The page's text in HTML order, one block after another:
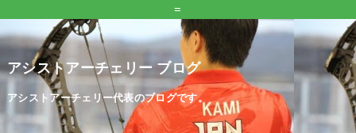
=
アシストアーチェリー ブログ
アシストアーチェリー代表のブログです。